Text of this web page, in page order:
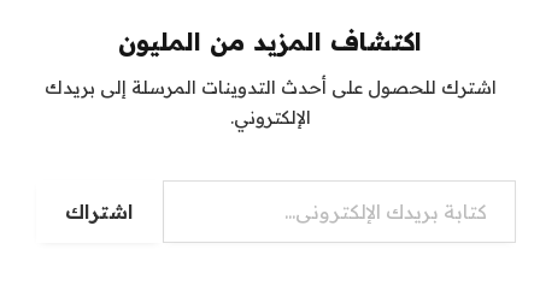
اكتشاف المزيد من المليون
اشترك للحصول على أحدث التدوينات المرسلة إلى بريدك
الإلكتروني.
اشتراك